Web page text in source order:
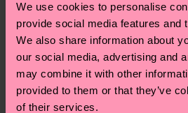
We use cookies to personalise
provide social media features and
We also share information about
our social media, advertising and
may combine it with other
provided to them or that they’ve
of their services.